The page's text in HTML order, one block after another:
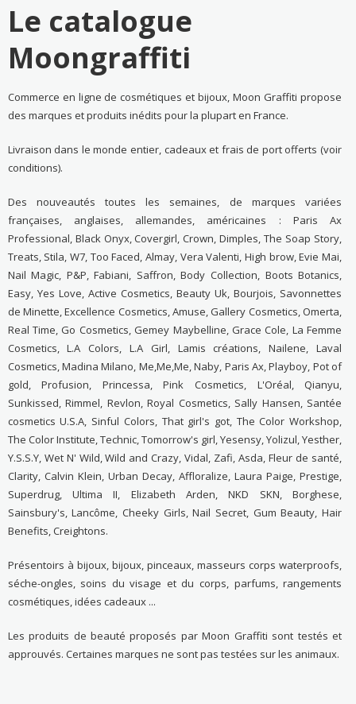
Le catalogue
Moongraffiti
Commerce en ligne de cosmétiques et bijoux, Moon Graffiti propose
des marques et produits inédits pour la plupart en France.
Livraison dans le monde entier, cadeaux et frais de port offerts (voir
conditions).
Des nouveautés toutes les semaines, de marques variées
françaises, anglaises, allemandes, américaines : Paris Ax
Professional, Black Onyx, Covergirl, Crown, Dimples, The Soap Story,
Treats, Stila, W7, Too Faced, Almay, Vera Valenti, High brow, Evie Mai,
Nail Magic, P&P, Fabiani, Saffron, Body Collection, Boots Botanics,
Easy, Yes Love, Active Cosmetics, Beauty Uk, Bourjois, Savonnettes
de Minette, Excellence Cosmetics, Amuse, Gallery Cosmetics, Omerta,
Real Time, Go Cosmetics, Gemey Maybelline, Grace Cole, La Femme
Cosmetics, L.A Colors, L.A Girl, Lamis créations, Nailene, Laval
Cosmetics, Madina Milano, Me,Me,Me, Naby, Paris Ax, Playboy, Pot of
gold, Profusion, Princessa, Pink Cosmetics, L'Oréal, Qianyu,
Sunkissed, Rimmel, Revlon, Royal Cosmetics, Sally Hansen, Santée
cosmetics U.S.A, Sinful Colors, That girl's got, The Color Workshop,
The Color Institute, Technic, Tomorrow's girl, Yesensy, Yolizul, Yesther,
Y.S.S.Y, Wet N' Wild, Wild and Crazy, Vidal, Zafi, Asda, Fleur de santé,
Clarity, Calvin Klein, Urban Decay, Affloralize, Laura Paige, Prestige,
Superdrug, Ultima II, Elizabeth Arden, NKD SKN, Borghese,
Sainsbury's, Lancôme, Cheeky Girls, Nail Secret, Gum Beauty, Hair
Benefits, Creightons.
Présentoirs à bijoux, bijoux, pinceaux, masseurs corps waterproofs,
séche-ongles, soins du visage et du corps, parfums, rangements
cosmétiques, idées cadeaux ...
Les produits de beauté proposés par Moon Graffiti sont testés et
approuvés. Certaines marques ne sont pas testées sur les animaux.